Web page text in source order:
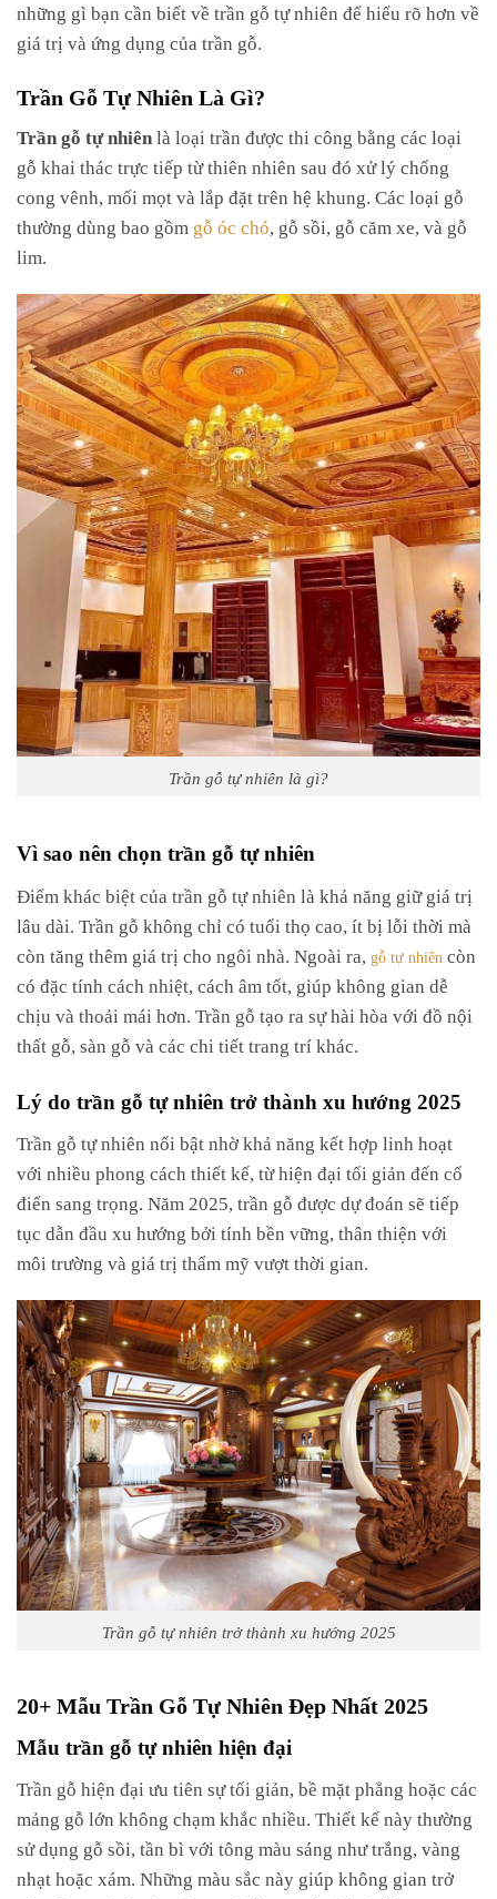
những gì bạn cần biết về trần gỗ tự nhiên để hiểu rõ hơn về
giá trị và ứng dụng của trần gỗ.
Trần Gỗ Tự Nhiên Là Gì?
Trần gỗ tự nhiên là loại trần được thi công bằng các loại
gỗ khai thác trực tiếp từ thiên nhiên sau đó xử lý chống
cong vênh, mối mọt và lắp đặt trên hệ khung. Các loại gỗ
thường dùng bao gồm gỗ óc chó , gỗ sồi, gỗ căm xe, và gỗ
lim.
Trần gỗ tự nhiên là gì?
Vì sao nên chọn trần gỗ tự nhiên
Điểm khác biệt của trần gỗ tự nhiên là khả năng giữ giá trị
lâu dài. Trần gỗ không chỉ có tuổi thọ cao, ít bị lỗi thời mà
còn tăng thêm giá trị cho ngôi nhà. Ngoài ra,
gỗ tự nhiên còn
có đặc tính cách nhiệt, cách âm tốt, giúp không gian dễ
chịu và thoải mái hơn. Trần gỗ tạo ra sự hài hòa với đồ nội
thất gỗ, sàn gỗ và các chi tiết trang trí khác.
Lý do trần gỗ tự nhiên trở thành xu hướng 2025
Trần gỗ tự nhiên nổi bật nhờ khả năng kết hợp linh hoạt
với nhiều phong cách thiết kế, từ hiện đại tối giản đến cổ
điển sang trọng. Năm 2025, trần gỗ được dự đoán sẽ tiếp
tục dẫn đầu xu hướng bởi tính bền vững, thân thiện với
môi trường và giá trị thẩm mỹ vượt thời gian.
Trần gỗ tự nhiên trở thành xu hướng 2025
20+ Mẫu Trần Gỗ Tự Nhiên Đẹp Nhất 2025
Mẫu trần gỗ tự nhiên hiện đại
Trần gỗ hiện đại ưu tiên sự tối giản, bề mặt phẳng hoặc các
mảng gỗ lớn không chạm khắc nhiều. Thiết kế này thường
sử dụng gỗ sồi, tần bì với tông màu sáng như trắng, vàng
nhạt hoặc xám. Những màu sắc này giúp không gian trở